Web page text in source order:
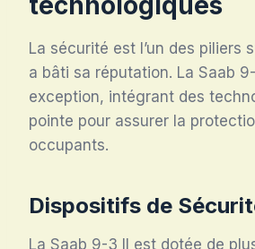
La sécurité est l’un des piliers
a bâti sa réputation. La Saab
exception, intégrant des
pointe pour assurer la
occupants.
Dispositifs de
La Saab 9-3 II est dotée de